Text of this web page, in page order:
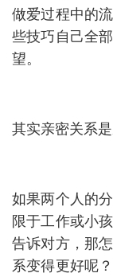
做爱过程中的
些技巧自己全
望。
其实亲密关系
如果两个人的
限于工作或小
告诉对方，那
系变得更好呢